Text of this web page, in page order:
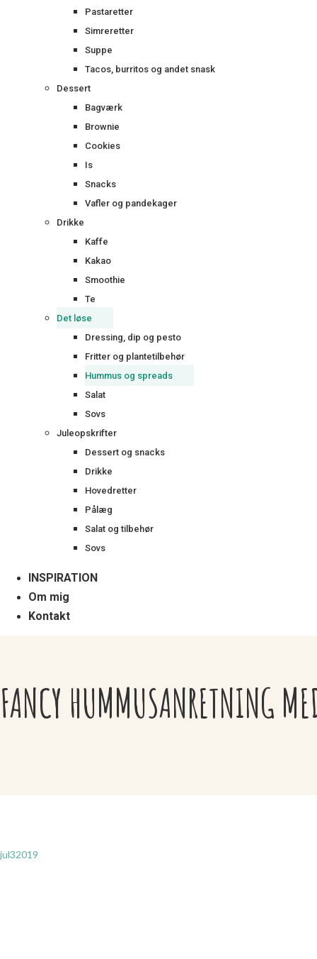
Pastaretter
Simreretter
Suppe
Tacos, burritos og andet snask
Dessert
Bagværk
Brownie
Cookies
Is
Snacks
Vafler og pandekager
Drikke
Kaffe
Kakao
Smoothie
Te
Det løse
Dressing, dip og pesto
Fritter og plantetilbehør
Hummus og spreads
Salat
Sovs
Juleopskrifter
Dessert og snacks
Drikke
Hovedretter
Pålæg
Salat og tilbehør
Sovs
INSPIRATION
Om mig
Kontakt
FANCY HUMMUSANRETNING
jul32019